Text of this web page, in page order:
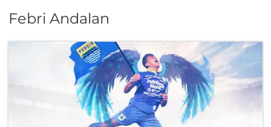
Febri Andalan